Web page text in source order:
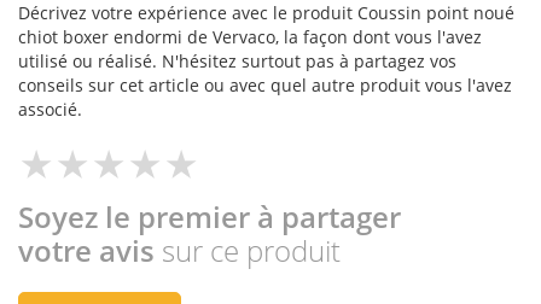
Décrivez votre expérience avec le produit Coussin point noué
chiot boxer endormi de Vervaco, la façon dont vous l'avez
utilisé ou réalisé. N'hésitez surtout pas à partagez vos
conseils sur cet article ou avec quel autre produit vous l'avez
associé.
Soyez le premier à partager
votre avis sur ce produit